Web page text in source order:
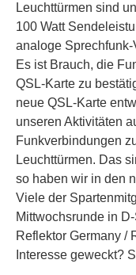
Leuchttürmen sind
100 Watt
analoge
Es ist Brauch, die
QSL-Karte zu
neue QSL-Karte
unseren Aktivitäten
Funkverbindungen
Leuchttürmen. Das
so haben wir in den
Viele der
Mittwochsrunde in
Reflektor Germany /
Interesse geweckt?